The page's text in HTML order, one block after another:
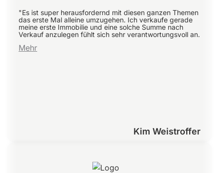
"Es ist super herausfordernd mit diesen ganzen Themen
das erste Mal alleine umzugehen. Ich verkaufe gerade
meine erste Immobilie und eine solche Summe nach
Verkauf anzulegen fühlt sich sehr verantwortungsvoll an.
Mehr
Kim Weistroffer